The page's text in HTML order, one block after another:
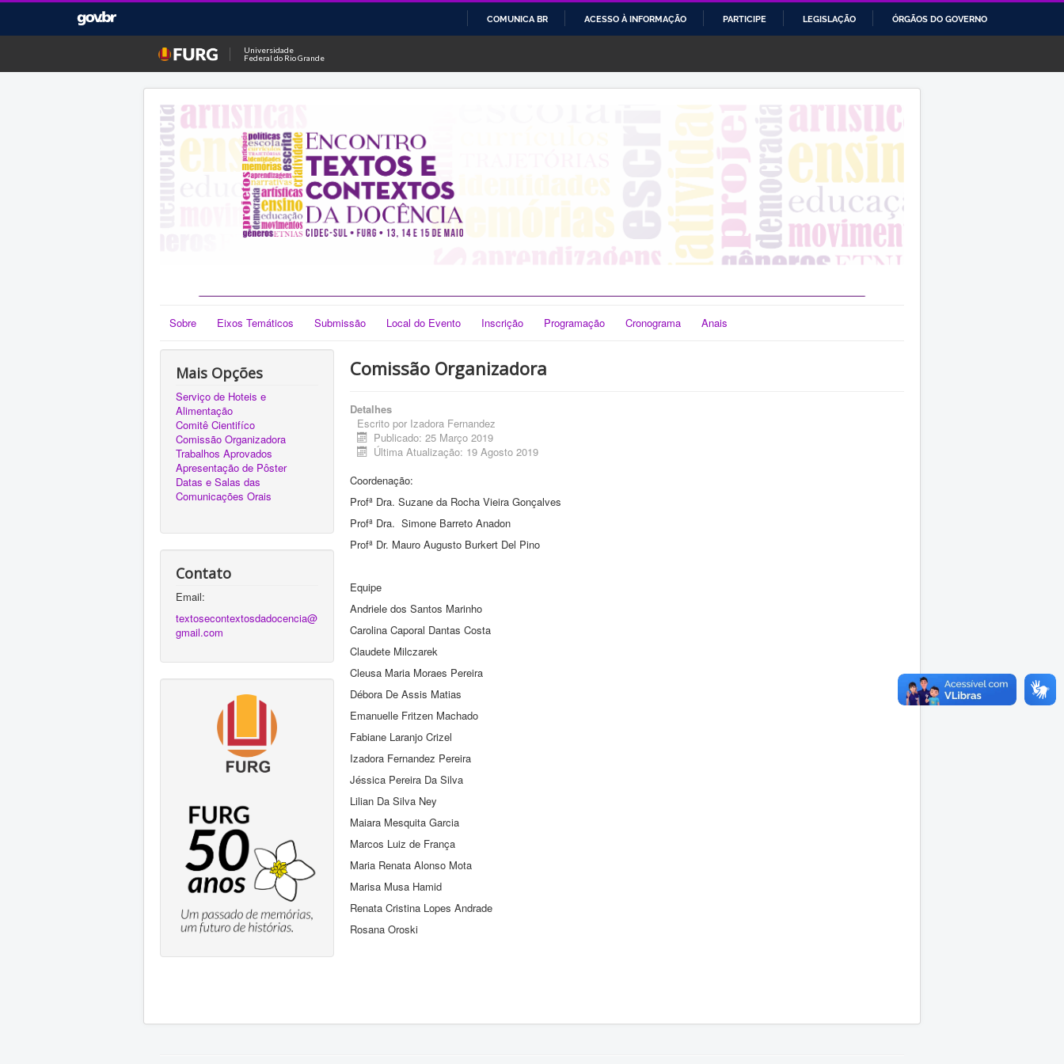
O
CONTEÚDO
COMUNICA BR ACESSO À INFORMAÇÃO PARTICIPE LEGISLAÇÃO ÓRGÃOS DO GOVERNO
Universidade
Federal do Rio Grande
Sobre Eixos Temáticos Submissão Local do Evento Inscrição Programação Cronograma Anais
Mais Opções
Serviço de Hoteis e
Alimentação
Comitê Cientifíco
Comissão Organizadora
Trabalhos Aprovados
Apresentação de Pôster
Datas e Salas das
Comunicações Orais
Contato
Email:
textosecontextosdadocencia@
gmail.com
Comissão Organizadora
Detalhes
Escrito por Izadora Fernandez
Publicado: 25 Março 2019
Última Atualização: 19 Agosto 2019
Coordenação:
Profª Dra. Suzane da Rocha Vieira Gonçalves
Profª Dra. Simone Barreto Anadon
Profª Dr. Mauro Augusto Burkert Del Pino
Equipe
Andriele dos Santos Marinho
Carolina Caporal Dantas Costa
Claudete Milczarek
Cleusa Maria Moraes Pereira
Débora De Assis Matias
Emanuelle Fritzen Machado
Fabiane Laranjo Crizel
Izadora Fernandez Pereira
Jéssica Pereira Da Silva
Lilian Da Silva Ney
Maiara Mesquita Garcia
Marcos Luiz de França
Maria Renata Alonso Mota
Marisa Musa Hamid
Renata Cristina Lopes Andrade
Rosana Oroski